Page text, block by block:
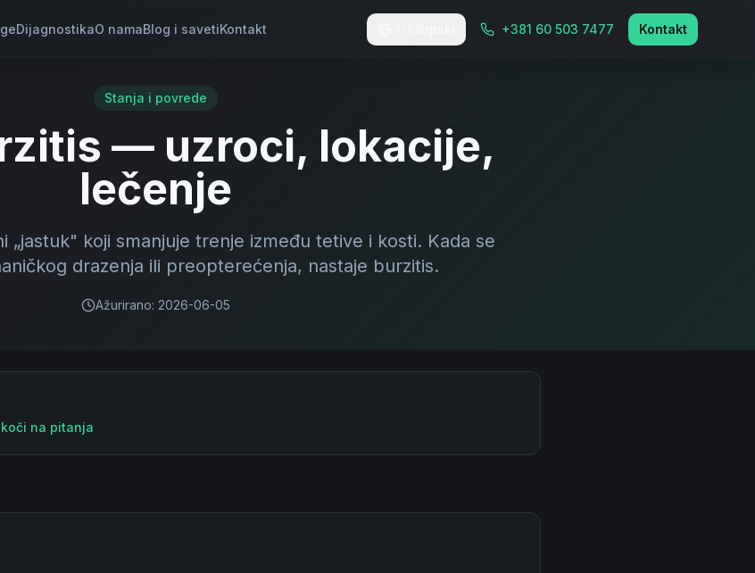
DijagnostikaO namaBlog i savetiKontakt +381 60 503 7477 Kontakt
Stanja i povrede
— uzroci, lokacije,
lečenje
„jastuk" koji smanjuje trenje između tetive i kosti. Kada se
drazenja ili preopterećenja, nastaje burzitis.
Ažurirano: 2026-06-05
na pitanja